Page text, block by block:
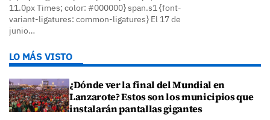
11.0px Times; color: #000000} span.s1 {font-
variant-ligatures: common-ligatures} El 17 de
junio…
LO MÁS VISTO
¿Dónde ver la final del Mundial en
Lanzarote? Estos son los municipios que
instalarán pantallas gigantes